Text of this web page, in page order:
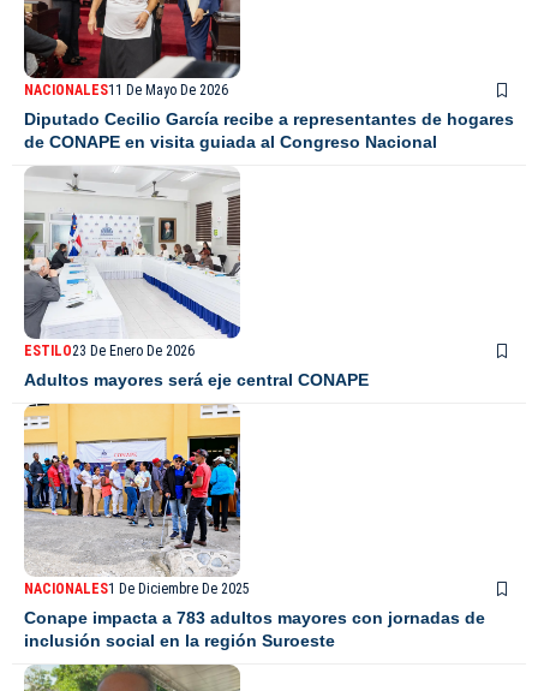
NACIONALES11 De Mayo De 2026
Diputado Cecilio García recibe a representantes de hogares
de CONAPE en visita guiada al Congreso Nacional
ESTILO23 De Enero De 2026
Adultos mayores será eje central CONAPE
NACIONALES1 De Diciembre De 2025
Conape impacta a 783 adultos mayores con jornadas de
inclusión social en la región Suroeste